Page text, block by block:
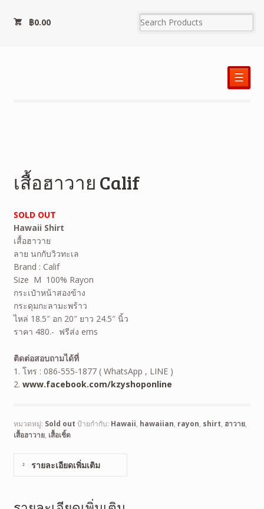
฿0.00
☰
เสื้อฮาวาย Calif
SOLD OUT
Hawaii Shirt
เสื้อฮาวาย
ลาย นกกับวิวทะเล
Brand : Calif
Size M 100% Rayon
กระเป๋าหน้าสองข้าง
กระดุมกะลามะพร้าว
ไหล่ 18.5″ อก 20″ ยาว 24.5″ นิ้ว
ราคา 480.- ฟรีส่ง ems
ติดต่อสอบถามได้ที่
1. โทร : 086-555-1877 ( WhatsApp , LINE )
2. www.facebook.com/kzyshoponline
หมวดหมู่: Sold out ป้ายกำกับ: Hawaii, hawaiian, rayon, shirt, ฮาวาย,
เสื้อฮาวาย, เสื้อเชิ้ต
รายละเอียดเพิ่มเติม